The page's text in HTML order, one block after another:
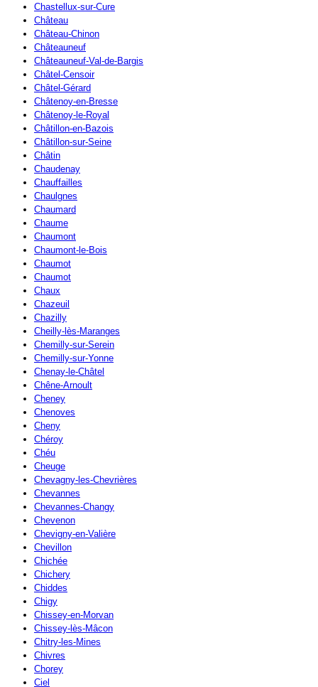
Chastellux-sur-Cure
Château
Château-Chinon
Châteauneuf
Châteauneuf-Val-de-Bargis
Châtel-Censoir
Châtel-Gérard
Châtenoy-en-Bresse
Châtenoy-le-Royal
Châtillon-en-Bazois
Châtillon-sur-Seine
Châtin
Chaudenay
Chauffailles
Chaulgnes
Chaumard
Chaume
Chaumont
Chaumont-le-Bois
Chaumot
Chaumot
Chaux
Chazeuil
Chazilly
Cheilly-lès-Maranges
Chemilly-sur-Serein
Chemilly-sur-Yonne
Chenay-le-Châtel
Chêne-Arnoult
Cheney
Chenoves
Cheny
Chéroy
Chéu
Cheuge
Chevagny-les-Chevrières
Chevannes
Chevannes-Changy
Chevenon
Chevigny-en-Valière
Chevillon
Chichée
Chichery
Chiddes
Chigy
Chissey-en-Morvan
Chissey-lès-Mâcon
Chitry-les-Mines
Chivres
Chorey
Ciel